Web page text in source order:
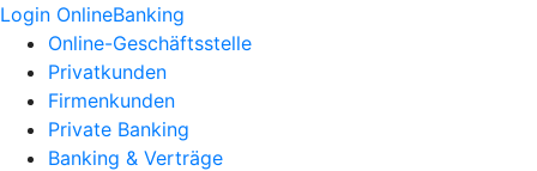
Login OnlineBanking
Online-Geschäftsstelle
Privatkunden
Firmenkunden
Private Banking
Banking & Verträge